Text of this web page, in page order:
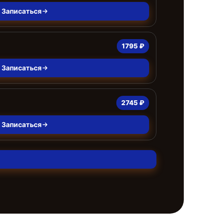
Записаться
1795 ₽
Записаться
2745 ₽
Записаться